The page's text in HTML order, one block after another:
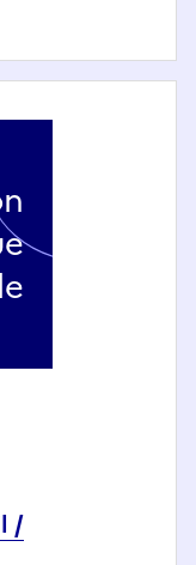
du service
/